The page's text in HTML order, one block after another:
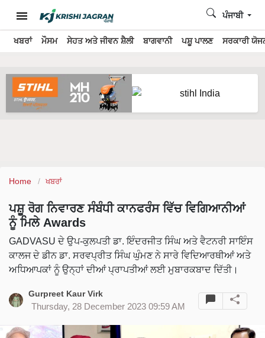
ਖਬਰਾਂ ਮੌਸਮ ਸੇਹਤ ਅਤੇ ਜੀਵਨ ਸ਼ੈਲੀ ਬਾਗਵਾਨੀ ਪਸ਼ੂ ਪਾਲਣ ਸਰਕਾਰੀ
ਪੰਜਾਬੀ
Home ਖਬਰਾਂ
ਪਸ਼ੂ ਰੋਗ ਨਿਵਾਰਣ ਸੰਬੰਧੀ ਕਾਨਫਰੰਸ ਵਿੱਚ ਵਿਗਿਆਨੀਆਂ
ਨੂੰ ਮਿਲੇ Awards
GADVASU ਦੇ ਉਪ-ਕੁਲਪਤੀ ਡਾ. ਇੰਦਰਜੀਤ ਸਿੰਘ ਅਤੇ ਵੈਟਨਰੀ ਸਾਇੰਸ
ਕਾਲਜ ਦੇ ਡੀਨ ਡਾ. ਸਰਵਪ੍ਰੀਤ ਸਿੰਘ ਘੁੰਮਣ ਨੇ ਸਾਰੇ ਵਿਦਿਆਰਥੀਆਂ ਅਤੇ
ਅਧਿਆਪਕਾਂ ਨੂੰ ਉਨ੍ਹਾਂ ਦੀਆਂ ਪ੍ਰਾਪਤੀਆਂ ਲਈ ਮੁਬਾਰਕਬਾਦ ਦਿੱਤੀ।
Gurpreet Kaur Virk
Thursday, 28 December 2023 09:59 AM